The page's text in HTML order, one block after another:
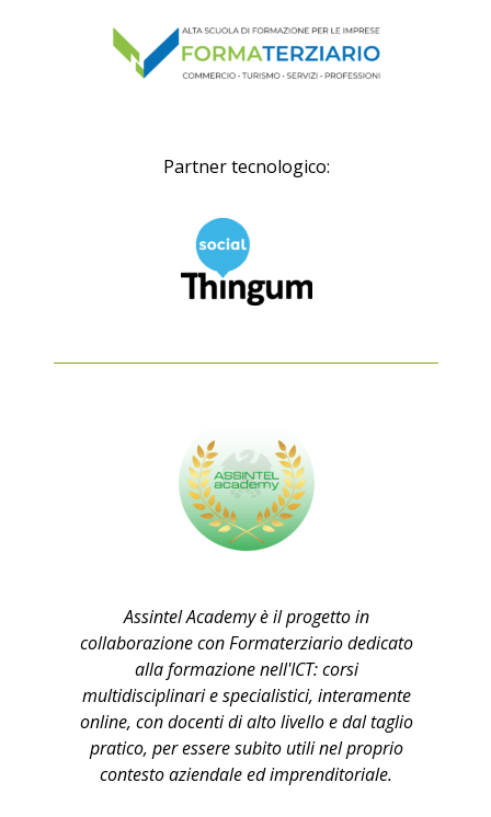
Partner tecnologico:
Assintel Academy è il progetto in
collaborazione con Formaterziario dedicato
alla formazione nell'ICT: corsi
multidisciplinari e specialistici, interamente
online, con docenti di alto livello e dal taglio
pratico, per essere subito utili nel proprio
contesto aziendale ed imprenditoriale.